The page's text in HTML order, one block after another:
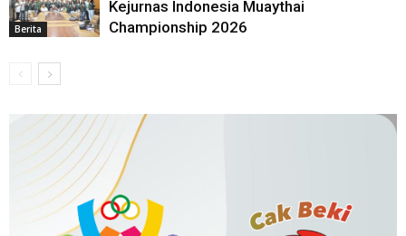
Berita
Kejurnas Indonesia Muaythai
Championship 2026